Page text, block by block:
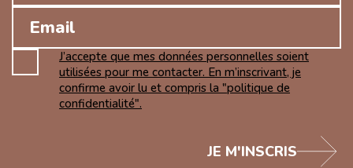
J’accepte que mes données personnelles soient
utilisées pour me contacter. En m’inscrivant, je
confirme avoir lu et compris la "politique de
confidentialité".
JE M'INSCRIS